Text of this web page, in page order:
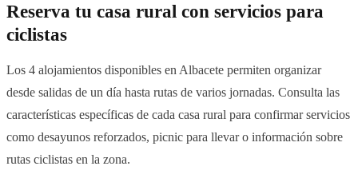
Reserva tu casa rural con servicios para
ciclistas
Los 4 alojamientos disponibles en Albacete permiten organizar
desde salidas de un día hasta rutas de varios jornadas. Consulta las
características específicas de cada casa rural para confirmar servicios
como desayunos reforzados, picnic para llevar o información sobre
rutas ciclistas en la zona.